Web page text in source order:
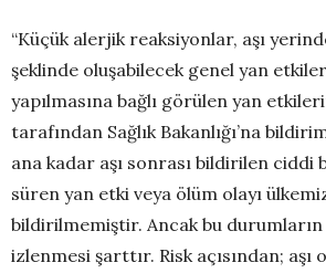
“Küçük alerjik reaksiyonlar, aşı
şeklinde oluşabilecek genel yan
yapılmasına bağlı görülen yan
tarafından Sağlık Bakanlığı’na
ana kadar aşı sonrası bildirilen ciddi
süren yan etki veya ölüm olayı
bildirilmemiştir. Ancak bu durumların
izlenmesi şarttır. Risk açısından; aşı